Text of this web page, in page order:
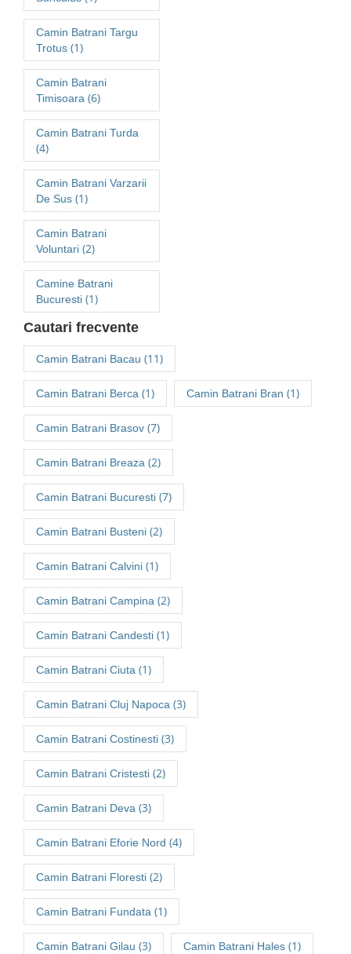
Camin Batrani Targu
Trotus (1)
Camin Batrani
Timisoara (6)
Camin Batrani Turda
(4)
Camin Batrani Varzarii
De Sus (1)
Camin Batrani
Voluntari (2)
Camine Batrani
Bucuresti (1)
Cautari frecvente
Camin Batrani Bacau (11)
Camin Batrani Berca (1) Camin Batrani Bran (1)
Camin Batrani Brasov (7)
Camin Batrani Breaza (2)
Camin Batrani Bucuresti (7)
Camin Batrani Busteni (2)
Camin Batrani Calvini (1)
Camin Batrani Campina (2)
Camin Batrani Candesti (1)
Camin Batrani Ciuta (1)
Camin Batrani Cluj Napoca (3)
Camin Batrani Costinesti (3)
Camin Batrani Cristesti (2)
Camin Batrani Deva (3)
Camin Batrani Eforie Nord (4)
Camin Batrani Floresti (2)
Camin Batrani Fundata (1)
Camin Batrani Gilau (3) Camin Batrani Hales (1)